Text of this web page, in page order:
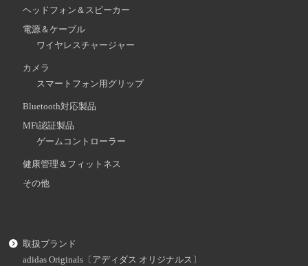
ヘッドフォン＆スピーカー
電源＆ケーブル
ワイヤレスチャージャー
カメラ
スマートフォン用グリップ
Bluetooth対応製品
MFi認証製品
ゲームコントローラー
健康管理＆フィットネス
その他
取扱ブランド
adidas Originals〔アディダス オリジナルス〕